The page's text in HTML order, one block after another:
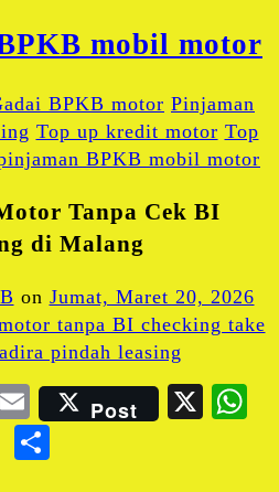
BPKB motor Pinjaman
Top up kredit motor Top
BPKB mobil motor
Tanpa Cek BI
di Malang
on Jumat, Maret 20, 2026
LinkedIn
Email
Post X